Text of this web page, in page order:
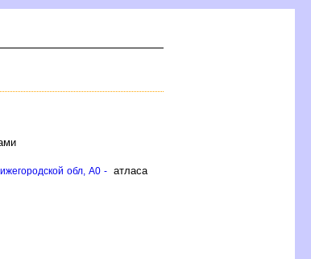
обл, A0 - атласа